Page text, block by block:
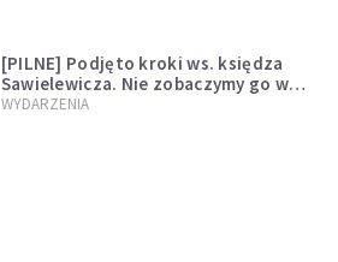
[PILNE] Podjęto kroki ws. księdza
Sawielewicza. Nie zobaczymy go w
mediach
WYDARZENIA